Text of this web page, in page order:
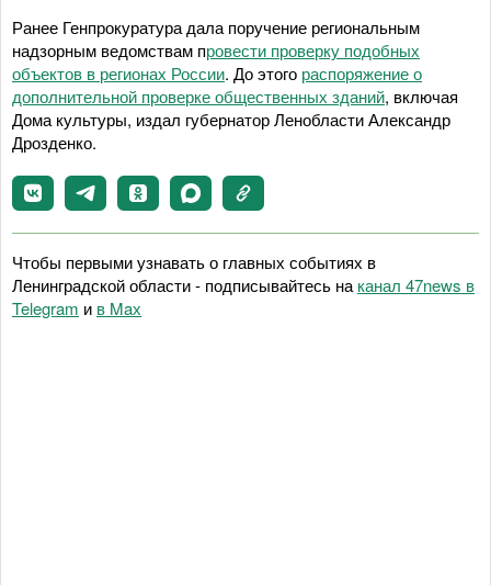
Ранее Генпрокуратура дала поручение региональным
надзорным ведомствам провести проверку подобных
объектов в регионах России. До этого распоряжение о
дополнительной проверке общественных зданий, включая
Дома культуры, издал губернатор Ленобласти Александр
Дрозденко.
Чтобы первыми узнавать о главных событиях в
Ленинградской области - подписывайтесь на канал 47news в
Telegram и в Maх